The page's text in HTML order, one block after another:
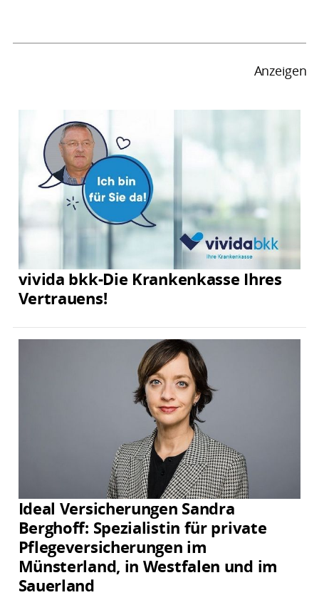
Anzeigen
vivida bkk-Die Krankenkasse Ihres
Vertrauens!
Ideal Versicherungen Sandra
Berghoff: Spezialistin für private
Pflegeversicherungen im
Münsterland, in Westfalen und im
Sauerland